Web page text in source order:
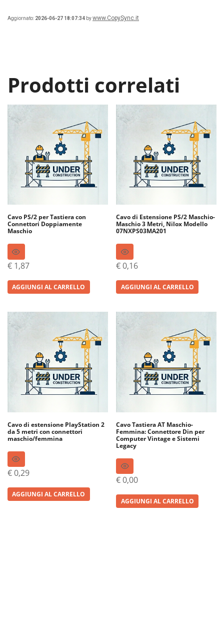
Aggiornato: 2026-06-27 18:07:34 bywww.CopySync.it
Prodotti correlati
Cavo PS/2 per Tastiera con
Connettori Doppiamente
Maschio
€ 1,87
AGGIUNGI AL CARRELLO
Cavo di Estensione PS/2 Maschio-
Maschio 3 Metri, Nilox Modello
07NXPS03MA201
€0,16
AGGIUNGI AL CARRELLO
Cavo di estensione PlayStation 2
da 5 metri con connettori
maschio/femmina
€0,29
AGGIUNGI AL CARRELLO
Cavo Tastiera AT Maschio-
Femmina: Connettore Din per
Computer Vintage e Sistemi
Legacy
€0,00
AGGIUNGI AL CARRELLO